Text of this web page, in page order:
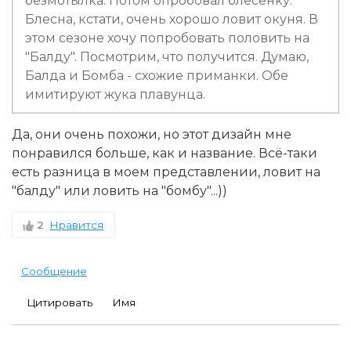
Блесна, кстати, очень хорошо ловит окуня. В
этом сезоне хочу попробовать половить на
"Балду". Посмотрим, что получится. Думаю,
Балда и Бомба - схожие приманки. Обе
имитируют жука плавунца.
Да, они очень похожи, но этот дизайн мне
понравился больше, как и название. Всё-таки
есть разница в моем представлении, ловит на
"балду" или ловить на "бомбу"...))
2 Нравится
Сообщение
Цитировать Имя